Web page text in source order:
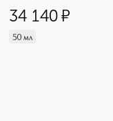
34 140¤
50 мл